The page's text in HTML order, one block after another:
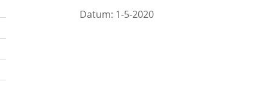
Datum: 1-5-2020